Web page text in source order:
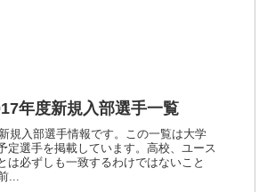
年度新規入部選手一覧
規入部選手情報です。この一覧は大学
定選手を掲載しています。高校、ユース
は必ずしも一致するわけではないこと
...